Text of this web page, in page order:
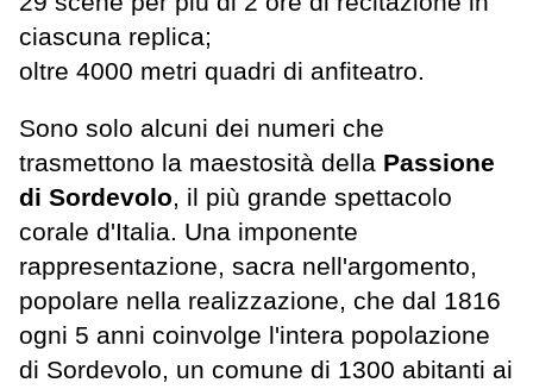
ciascuna replica;
oltre 4000 metri quadri di anfiteatro.
Sono solo alcuni dei numeri che
trasmettono la maestosità della Passione
di Sordevolo, il più grande spettacolo
corale d'Italia. Una imponente
rappresentazione, sacra nell'argomento,
popolare nella realizzazione, che dal 1816
ogni 5 anni coinvolge l'intera popolazione
di Sordevolo, un comune di 1300 abitanti ai